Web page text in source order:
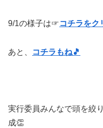
9/1の様子は☞コチラをク
あと、 コチラもね🎵
実行委員みんなで頭を絞
成👏